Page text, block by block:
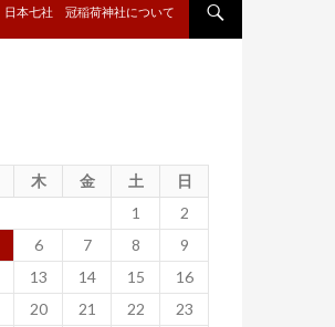
日本七社 冠稲荷神社について
木 金 土
日
1
2
6 7 8
9
13 14 15
16
20 21 22
23